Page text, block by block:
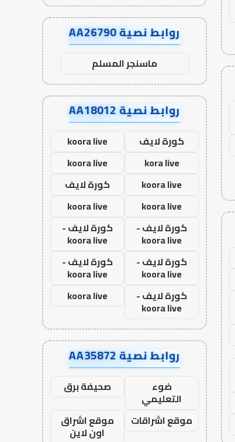
روابط نصية AA26790
ماسنجر المسلم
روابط نصية AA18012
كورة لايف
koora live
kora live
koora live
koora live
كورة لايف
koora live
koora live
كورة لايف -
koora live
كورة لايف -
koora live
كورة لايف -
koora live
كورة لايف -
koora live
كورة لايف -
koora live
koora live
روابط نصية AA35872
ضوء
التعليمي
صحيفة برق
موقع اشراقات
موقع اشراق
اون لاين